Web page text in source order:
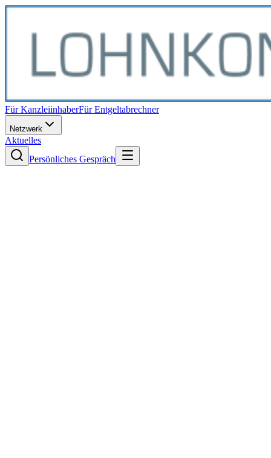
Für KanzleiinhaberFür Entgeltabrechner
Netzwerk
Aktuelles
Persönliches Gespräch